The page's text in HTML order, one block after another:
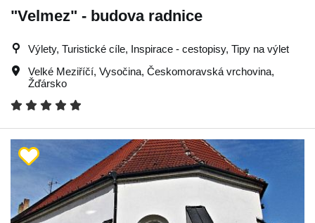
"Velmez" - budova radnice
Výlety, Turistické cíle, Inspirace - cestopisy, Tipy na výlet
Velké Meziříčí, Vysočina, Českomoravská vrchovina,
Žďársko